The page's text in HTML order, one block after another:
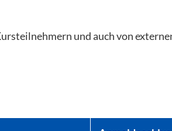
und auch von